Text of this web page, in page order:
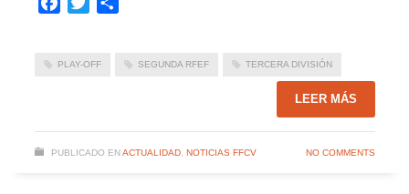
PLAY-OFF SEGUNDA RFEF TERCERA DIVISIÓN
LEER MÁS
PUBLICADO EN ACTUALIDAD, NOTICIAS FFCV NO COMMENTS